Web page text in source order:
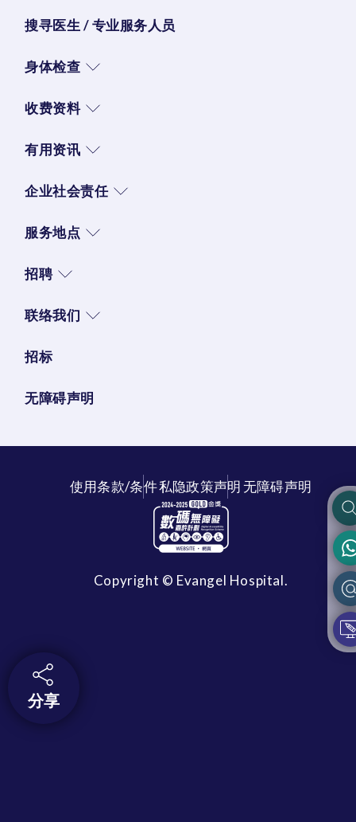
搜寻医生 / 专业服务人员
身体检查
收费资料
有用资讯
企业社会责任
服务地点
招聘
联络我们
招标
无障碍声明
使用条款/条件私隐政策声明无障碍声明
Copyright © Evangel Hospital.
分享